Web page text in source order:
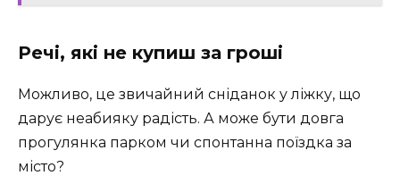
Речі, які не купиш за гроші
Можливо, це звичайний сніданок у ліжку, що
дарує неабияку радість. А може бути довга
прогулянка парком чи спонтанна поїздка за
місто?